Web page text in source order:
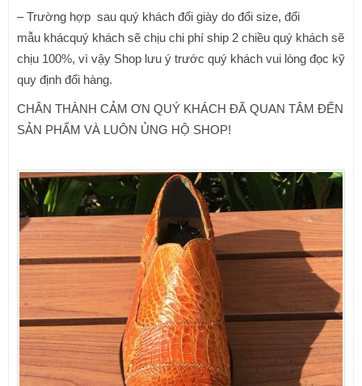
– Trường hợp sau quý khách đổi giày do đổi size, đổi
mẫu khácquý khách sẽ chịu chi phí ship 2 chiều quý khách sẽ
chịu 100%, vì vậy Shop lưu ý trước quý khách vui lòng đọc kỹ
quy định đổi hàng.
CHÂN THÀNH CẢM ƠN QUÝ KHÁCH ĐÃ QUAN TÂM ĐẾN
SẢN PHẨM VÀ LUÔN ỦNG HỘ SHOP!